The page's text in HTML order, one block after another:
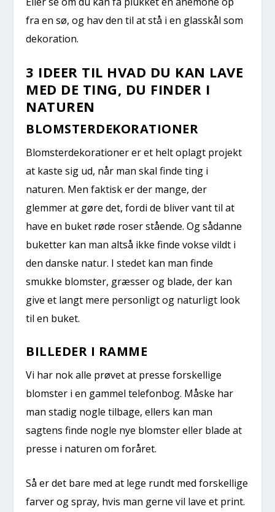
fra en sø, og hav den til at stå i en glasskål som
dekoration.
3 IDEER TIL HVAD DU KAN LAVE
MED DE TING, DU FINDER I
NATUREN
BLOMSTERDEKORATIONER
Blomsterdekorationer er et helt oplagt projekt
at kaste sig ud, når man skal finde ting i
naturen. Men faktisk er der mange, der
glemmer at gøre det, fordi de bliver vant til at
have en buket røde roser stående. Og sådanne
buketter kan man altså ikke finde vokse vildt i
den danske natur. I stedet kan man finde
smukke blomster, græsser og blade, der kan
give et langt mere personligt og naturligt look
til en buket.
BILLEDER I RAMME
Vi har nok alle prøvet at presse forskellige
blomster i en gammel telefonbog. Måske har
man stadig nogle tilbage, ellers kan man
sagtens finde nogle nye blomster eller blade at
presse i naturen om foråret.
Så er det bare med at lege rundt med forskellige
farver og spray, hvis man gerne vil lave et print.